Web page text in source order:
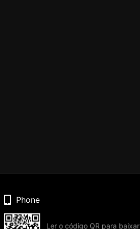
Phone
Ler o código QR para baixar